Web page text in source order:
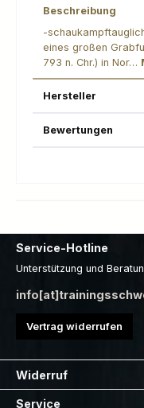
Beschreibung
-
eines großen
793 n. Chr.) in Nor…
Hersteller
Bewertungen
Service-Hotline
Unterstützung und
Vertrag widerrufen
Widerruf
Service